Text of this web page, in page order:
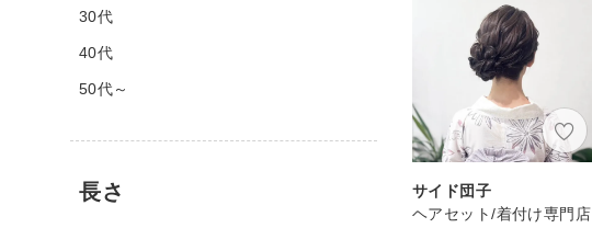
サイド団子
ヘアセット/着付け専門店
30代
40代
50代～
長さ